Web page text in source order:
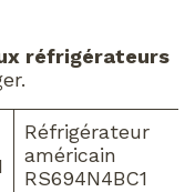
réfrigérateurs
Réfrigérateur
américain
RS694N4BC1